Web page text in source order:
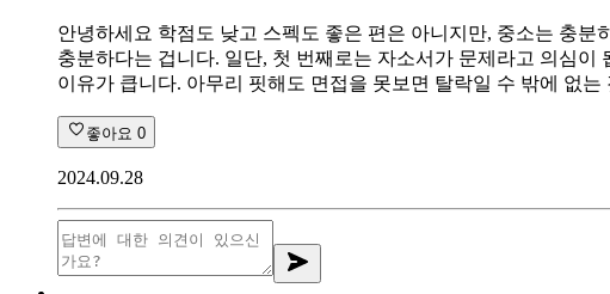
안녕하세요 학점도 낮고 스펙도 좋은 편은 아니지만, 중소는 충
충분하다는 겁니다. 일단, 첫 번째로는 자소서가 문제라고 의심
이유가 큽니다. 아무리 핏해도 면접을 못보면 탈락일 수 밖에 없
좋아요 0
2024.09.28